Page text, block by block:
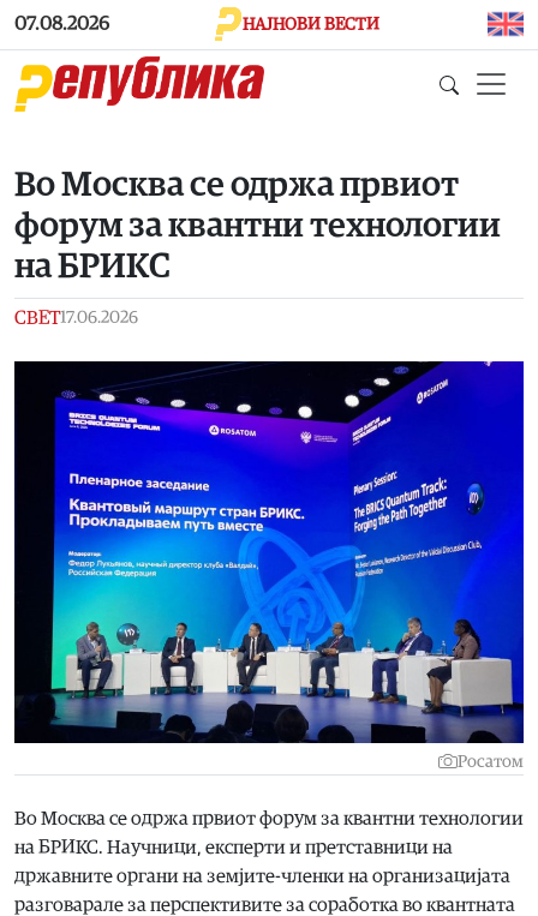
Skip to main content
07.08.2026 НАЈНОВИ ВЕСТИ
Во Москва се одржа првиот
форум за квантни технологии
на БРИКС
СВЕТ17.06.2026
Росатом
Во Москва се одржа првиот форум за квантни технологии
на БРИКС. Научници, експерти и претставници на
државните органи на земјите-членки на организацијата
разговарале за перспективите за соработка во квантната